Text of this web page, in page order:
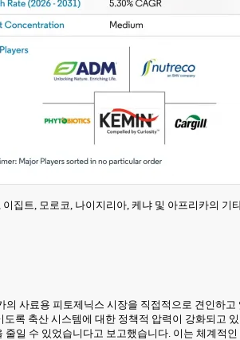
집트, 모로코, 나이지리아, 케냐 및 아프리카의
사료용 피토제닉스 시장을 직접적으로 견인하
록 축산 시스템에 대한 정책적 압력이 강화되고
일 수 있었습니다고 보고했습니다. 이는 체계적